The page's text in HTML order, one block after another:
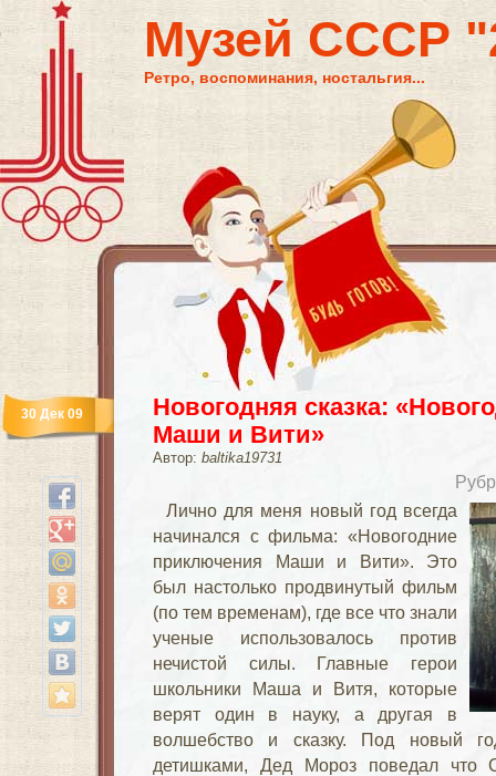
Музей СССР
Ретро, воспоминания, ностальгия...
Новогодняя сказка:
Маши и Вити»
Автор: baltika19731
30 Дек 09
Лично для меня новый год всегда
начинался с фильма: «Новогодние
приключения Маши и Вити». Это
был настолько продвинутый фильм
(по тем временам), где все что знали
ученые использовалось против
нечистой силы. Главные герои
школьники Маша и Витя, которые
верят один в науку, а другая в
волшебство и сказку. Под новый
детишками, Дед Мороз поведал что